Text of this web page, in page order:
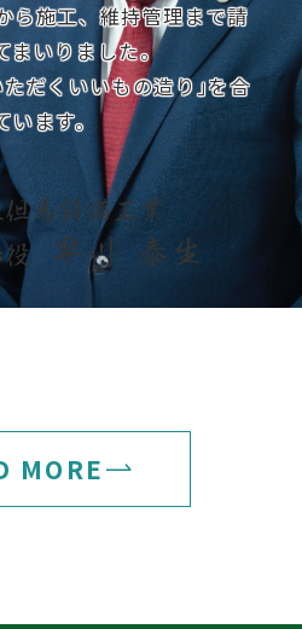
ら施工、維持管理まで請
まいりました。
だくいいもの造り｣を合
ます。
MORE